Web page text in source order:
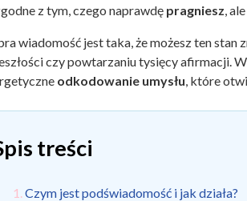
z tym, czego naprawdę pragniesz,
wiadomość jest taka, że możesz ten stan
czy powtarzaniu tysięcy afirmacji.
odkodowanie umysłu, które
treści
Czym jest podświadomość i jak działa?